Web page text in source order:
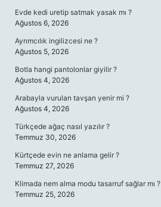
Evde kedi uretip satmak yasak mı ?
Ağustos 6, 2026
Ayrımcılık ingilizcesi ne ?
Ağustos 5, 2026
Botla hangi pantolonlar giyilir ?
Ağustos 4, 2026
Arabayla vurulan tavşan yenir mi ?
Ağustos 4, 2026
Türkçede ağaç nasıl yazılır ?
Temmuz 30, 2026
Kürtçede evin ne anlama gelir ?
Temmuz 27, 2026
Klimada nem alma modu tasarruf sağlar mı ?
Temmuz 25, 2026